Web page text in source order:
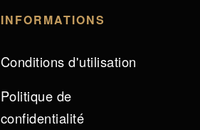
INFORMATIONS
Conditions d'utilisation
Politique de
confidentialité